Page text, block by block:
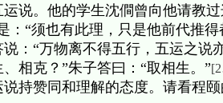
说。他的学生沈僴曾向他请教
：“须也有此理，只是他前代推得
：“万物离不得五行，五运之
相克？”朱子答曰：“取相生。”
持赞同和理解的态度。请看程